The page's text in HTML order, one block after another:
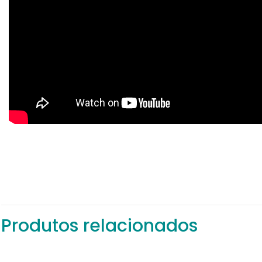
Seja o primeiro
Produtos relacionados